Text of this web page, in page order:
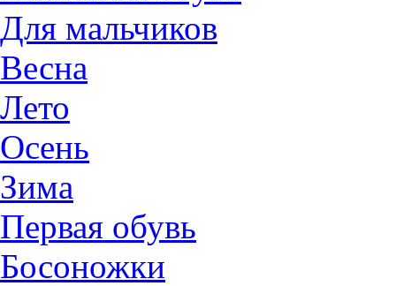
Для мальчиков
Весна
Лето
Осень
Зима
Первая обувь
Босоножки